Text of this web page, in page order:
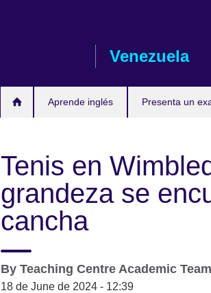
Venezuela
Aprende inglés Presenta un
Tenis en
grandeza se
cancha
By Teaching Centre Academic Team
18 de June de 2024 - 12:39